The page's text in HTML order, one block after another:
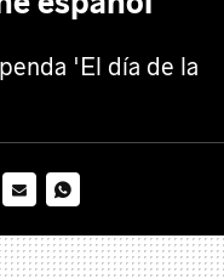
'El día de la
MAIL